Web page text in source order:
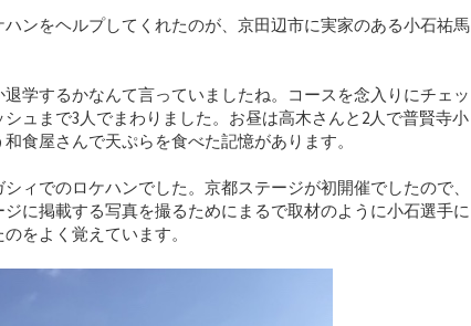
ンをヘルプしてくれたのが、京田辺市に実家のある小石祐馬
学するかなんて言っていましたね。コースを念入りにチェッ
ュまで3人でまわりました。お昼は高木さんと2人で普賢寺小
食屋さんで天ぷらを食べた記憶があります。
ィでのロケハンでした。京都ステージが初開催でしたので、
に掲載する写真を撮るためにまるで取材のように小石選手に
のをよく覚えています。